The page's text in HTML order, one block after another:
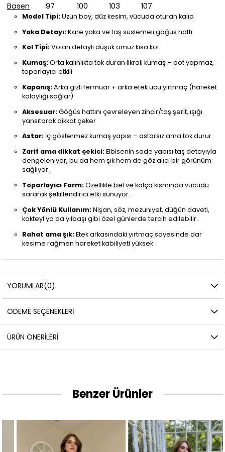
Basen
97 100 103 107
Model Tipi:Uzun boy, düz kesim, vücuda oturan kalıp
Yaka Detayı:Kare yaka ve taş süslemeli göğüs hattı
Kol Tipi:Volan detaylı düşük omuz kısa kol
Kumaş:Orta kalınlıkta tok duran likralı kumaş – pot yapmaz,
toparlayıcı etkili
Kapanış:Arka gizli fermuar + arka etek ucu yırtmaç (hareket
kolaylığı sağlar)
Aksesuar:Göğüs hattını çevreleyen zincir/taş şerit, ışığı
yansıtarak dikkat çeker
Astar: İç göstermez kumaş yapısı – astarsız ama tok durur
Zarif ama dikkat çekici:Elbisenin sade yapısı taş detayıyla
dengeleniyor, bu da hem şık hem de göz alıcı bir görünüm
sağlıyor.
Toparlayıcı Form:Özellikle bel ve kalça kısmında vücudu
sararak şekillendirici etki sunuyor.
Çok Yönlü Kullanım:Nişan, söz, mezuniyet, düğün daveti,
kokteyl ya da yılbaşı gibi özel günlerde tercih edilebilir.
Rahat ama şık:Etek arkasındaki yırtmaç sayesinde dar
kesime rağmen hareket kabiliyeti yüksek.
YORUMLAR(0)
ÖDEME SEÇENEKLERI
ÜRÜN ÖNERILERI
Benzer Ürünler